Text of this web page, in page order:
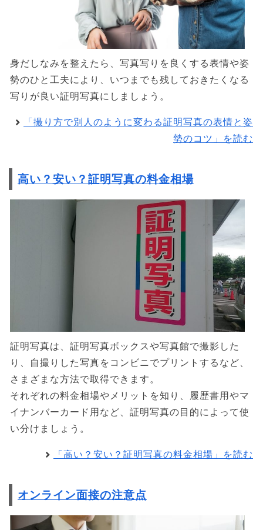
身だしなみを整えたら、写真写りを良くする表情や姿
勢のひと工夫により、いつまでも残しておきたくなる
写りが良い証明写真にしましょう。
「撮り方で別人のように変わる証明写真の表情と姿
勢のコツ」を読む
高い？安い？証明写真の料金相場
証明写真は、証明写真ボックスや写真館で撮影した
り、自撮りした写真をコンビニでプリントするなど、
さまざまな方法で取得できます。
それぞれの料金相場やメリットを知り、履歴書用やマ
イナンバーカード用など、証明写真の目的によって使
い分けましょう。
「高い？安い？証明写真の料金相場」を読む
オンライン面接の注意点